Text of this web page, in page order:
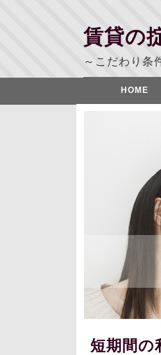
賃貸の
～こだわり条
HOME
短期間の